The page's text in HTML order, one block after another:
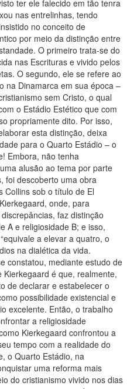
ter ele falecido em tão tenra
nas entrelinhas, tendo
no conceito de
por meio da distinção entre
O primeiro trata-se do
nas Escrituras e vivido pelos
O segundo, ele se refere ao
na Dinamarca em sua época –
sem Cristo, o qual
o Estádio Estético que com
propriamente dito. Por isso,
esta distinção, deixa
para o Quarto Estádio – o
Embora, não tenha
alusão ao tema por parte
foi descoberto uma obra
Collins sob o título de El
onde, para
faz distinção
A e religiosidade B; e isso,
a elevar a quatro, o
na dialética da vida.
constatou, mediante estudo de
Kierkegaard é que, realmente,
de declarar e estabelecer o
possibilidade existencial e
excelente. Então, o trabalho
a religiosidade
Kierkegaard confrontou a
tempo com a realidade do
o Quarto Estádio, na
uma reforma mais
do cristianismo vivido nos dias